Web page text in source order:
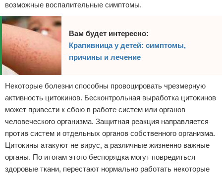
возможные воспалительные симптомы.
Вам будет интересно:
Крапивница у детей: симптомы,
причины и лечение
Некоторые болезни способны провоцировать чрезмерную
активность цитокинов. Бесконтрольная выработка цитокинов
может привести к сбою в работе систем или органов
человеческого организма. Защитная реакция направляется
против систем и отдельных органов собственного организма.
Цитокины атакуют не вирус, а различные жизненно важные
органы. По итогам этого беспорядка могут повредиться
здоровые ткани, перестают нормально работать некоторые